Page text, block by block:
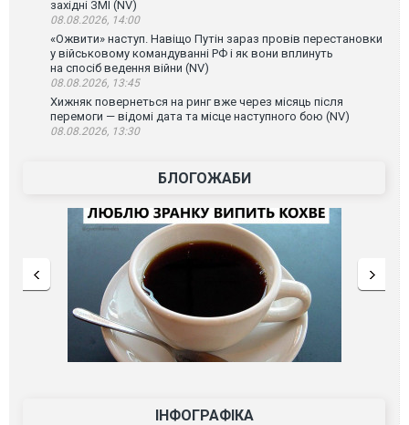
західні ЗМІ (NV)
08.08.2026, 14:00
«Ожвити» наступ. Навіщо Путін зараз провів перестановки
у військовому командуванні РФ і як вони вплинуть
на спосіб ведення війни (NV)
08.08.2026, 13:45
Хижняк повернеться на ринг вже через місяць після
перемоги — відомі дата та місце наступного бою (NV)
08.08.2026, 13:30
БЛОГОЖАБИ
ІНФОГРАФІКА